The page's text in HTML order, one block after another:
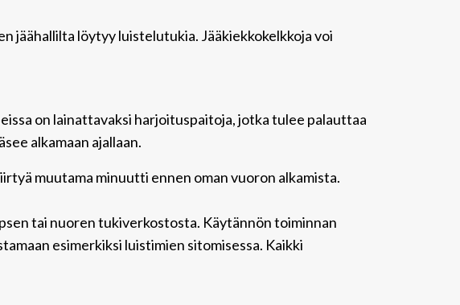
jäähallilta löytyy luistelutukia. Jääkiekkokelkkoja voi
on lainattavaksi harjoituspaitoja, jotka tulee palauttaa
alkamaan ajallaan.
muutama minuutti ennen oman vuoron alkamista.
tai nuoren tukiverkostosta. Käytännön toiminnan
esimerkiksi luistimien sitomisessa. Kaikki